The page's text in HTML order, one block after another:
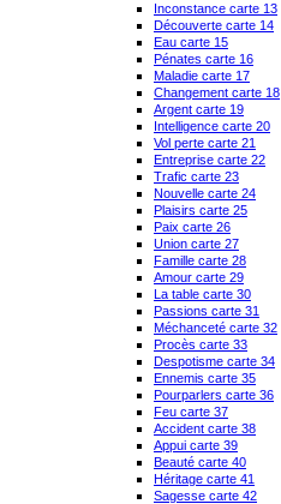
Inconstance carte 13
Découverte carte 14
Eau carte 15
Pénates carte 16
Maladie carte 17
Changement carte 18
Argent carte 19
Intelligence carte 20
Vol perte carte 21
Entreprise carte 22
Trafic carte 23
Nouvelle carte 24
Plaisirs carte 25
Paix carte 26
Union carte 27
Famille carte 28
Amour carte 29
La table carte 30
Passions carte 31
Méchanceté carte 32
Procès carte 33
Despotisme carte 34
Ennemis carte 35
Pourparlers carte 36
Feu carte 37
Accident carte 38
Appui carte 39
Beauté carte 40
Héritage carte 41
Sagesse carte 42